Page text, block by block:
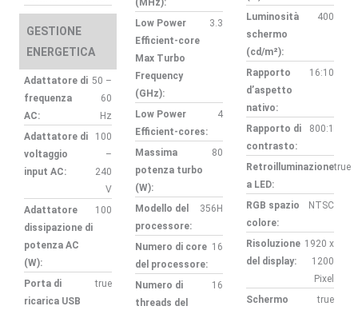
GESTIONE
ENERGETICA
Adattatore di
frequenza
AC:
50 –
60
Hz
Adattatore di
voltaggio
input AC:
100
–
240
V
Adattatore
dissipazione di
potenza AC
(W):
100
Porta di
ricarica USB
true
Low Power
Efficient-core
Max Turbo
Frequency
(GHz):
3.3
Low Power
Efficient-cores:
4
Massima
potenza turbo
(W):
80
Modello del
processore:
356H
Numero di core
del processore:
16
Numero di
threads del
16
Luminosità
schermo
(cd/m²):
400
Rapporto
d’aspetto
nativo:
16:10
Rapporto di
contrasto:
800:1
Retroilluminazione
a LED:
true
RGB spazio
colore:
NTSC
Risoluzione
del display:
1920 x
1200
Pixel
Schermo
true